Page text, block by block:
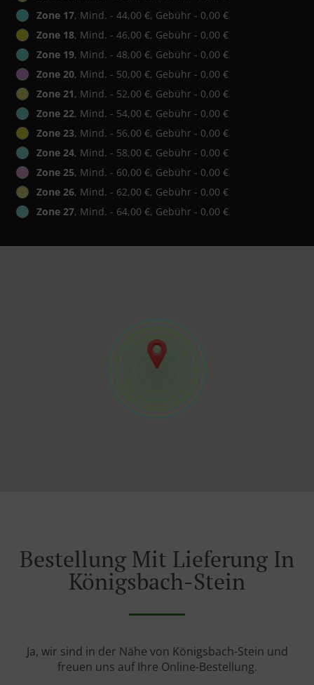
Zone 17, Mind. - 44,00 €, Gebühr - 0,00 €
Zone 18, Mind. - 46,00 €, Gebühr - 0,00 €
Zone 19, Mind. - 48,00 €, Gebühr - 0,00 €
Zone 20, Mind. - 50,00 €, Gebühr - 0,00 €
Zone 21, Mind. - 52,00 €, Gebühr - 0,00 €
Zone 22, Mind. - 54,00 €, Gebühr - 0,00 €
Zone 23, Mind. - 56,00 €, Gebühr - 0,00 €
Zone 24, Mind. - 58,00 €, Gebühr - 0,00 €
Zone 25, Mind. - 60,00 €, Gebühr - 0,00 €
Zone 26, Mind. - 62,00 €, Gebühr - 0,00 €
Zone 27, Mind. - 64,00 €, Gebühr - 0,00 €
Bestellung Mit Lieferung In
Königsbach-Stein
Ja, wir sind in der Nähe von Königsbach-Stein und
freuen uns auf Ihre Online-Bestellung.